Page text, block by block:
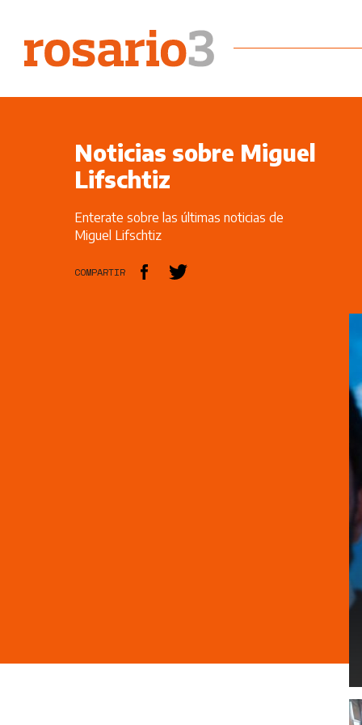
Noticias sobre Miguel
Lifschtiz
Enterate sobre las últimas noticias de
Miguel Lifschtiz
COMPARTIR